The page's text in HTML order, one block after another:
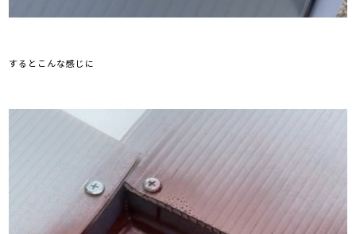
するとこんな感じに